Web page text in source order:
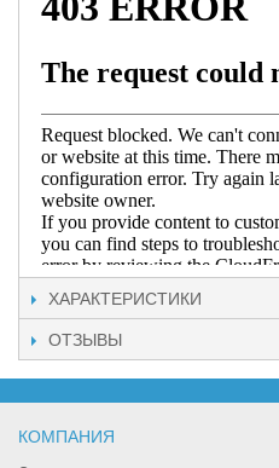
ХАРАКТЕРИСТИКИ
ОТЗЫВЫ
КОМПАНИЯ